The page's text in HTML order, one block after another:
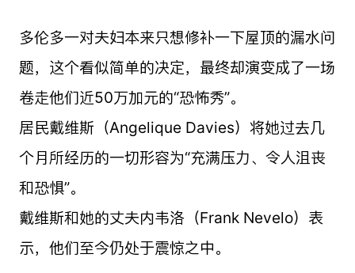
多伦多一对夫妇本来只想修补一下屋顶的漏水问
题，这个看似简单的决定，最终却演变成了一场
卷走他们近50万加元的“恐怖秀”。
居民戴维斯（Angelique Davies）将她过去几
个月所经历的一切形容为“充满压力、令人沮丧
和恐惧”。
戴维斯和她的丈夫内韦洛（Frank Nevelo）表
示，他们至今仍处于震惊之中。